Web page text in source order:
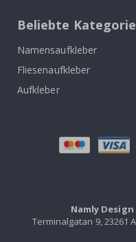
Beliebte
Namensaufkleber
Fliesenaufkleber
Aufkleber
Namly Design
Terminalgatan 9, 23261